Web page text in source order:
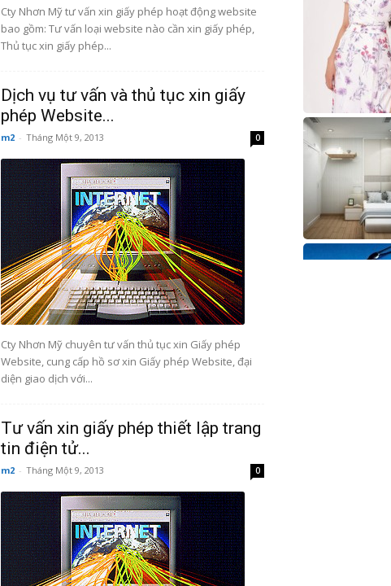
Cty Nhơn Mỹ tư vấn xin giấy phép hoạt động website
bao gồm: Tư vấn loại website nào cần xin giấy phép,
Thủ tục xin giấy phép...
Dịch vụ tư vấn và thủ tục xin giấy
phép Website...
m2 - Tháng Một 9, 2013 0
Cty Nhơn Mỹ chuyên tư vấn thủ tục xin Giấy phép
Website, cung cấp hồ sơ xin Giấy phép Website, đại
diện giao dịch với...
Tư vấn xin giấy phép thiết lập trang
tin điện tử...
m2 - Tháng Một 9, 2013 0